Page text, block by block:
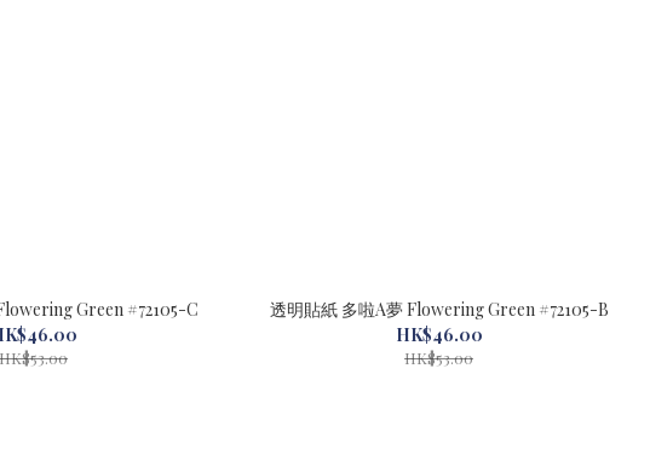
透明貼紙 多啦美 Flowering Green #72105-C
HK$53.00
透明貼紙 多啦A夢 Flowering Green #72105-B
HK$46.00
HK$53.00